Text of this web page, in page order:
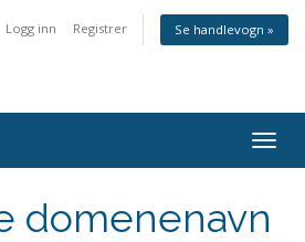
Logg inn Registrer Se handlevogn »
domenenavn